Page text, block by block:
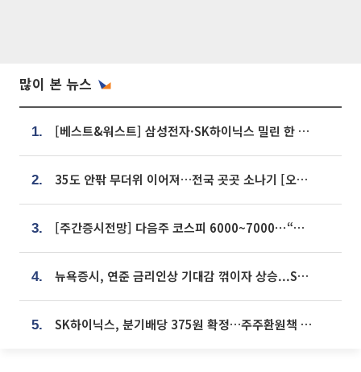
많이 본 뉴스
1. [베스트&워스트] 삼성전자·SK하이닉스 밀린 한 주…상상인증권은 85% 급등
2. 35도 안팎 무더위 이어져…전국 곳곳 소나기 [오늘 날씨]
3. [주간증시전망] 다음주 코스피 6000~7000⋯“外人 수급은 정책이 변수”
4. 뉴욕증시, 연준 금리인상 기대감 꺾이자 상승...S&P500 사상 최고치 [종합]
5. SK하이닉스, 분기배당 375원 확정…주주환원책 9월로 앞당겨 발표